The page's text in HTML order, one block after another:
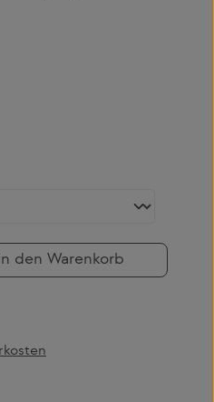
den gewünschten
den Warenkorb